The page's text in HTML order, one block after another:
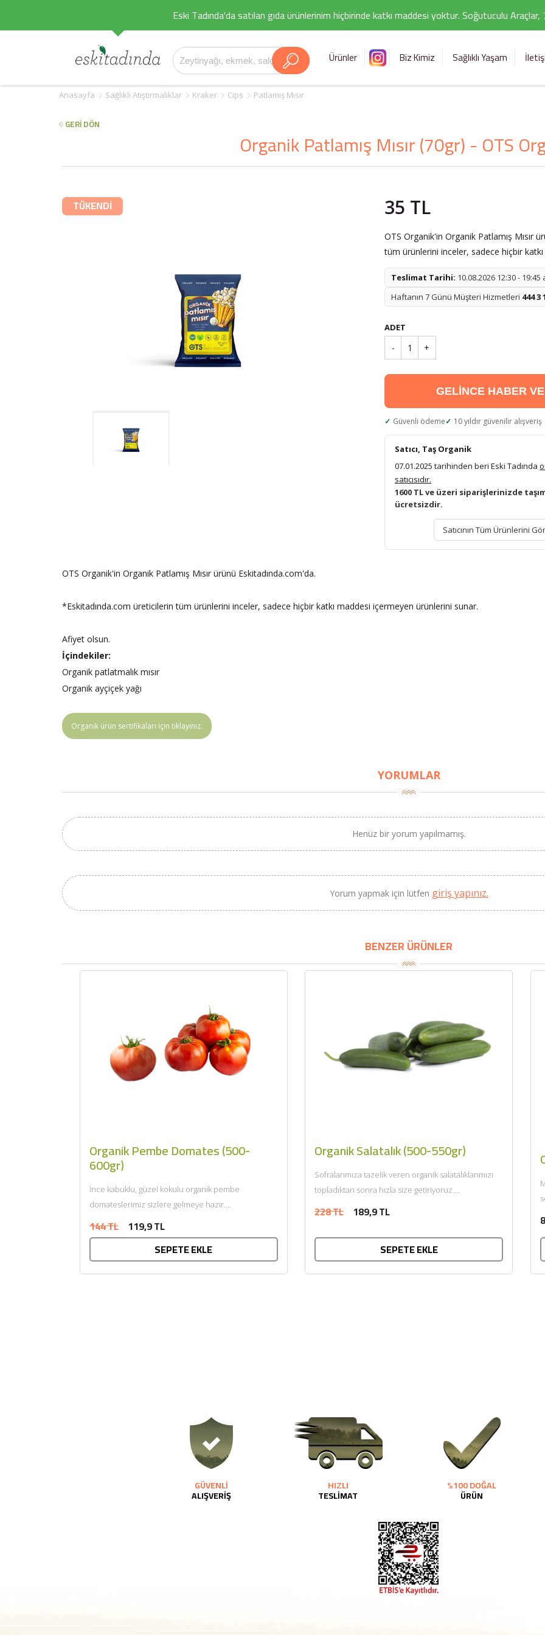
Eski Tadında'da satılan gıda ürünlerinim hiçbirinde katkı maddesi yoktur. Soğutuculu
Ürünler Biz Kimiz Sağlıklı Yaşam
Anasayfa Sağlıklı Atıştırmalıklar Kraker Cips Patlamış Mısır
GERİ DÖN
Organik Patlamış Mısır (70gr) - OTS
TÜKENDİ 35 TL
OTS Organik'in Organik Patlamış Mısır
tüm ürünlerini inceler, sadece hiçbir
Teslimat Tarihi: 10.08.2026 12:30 - 19:45
Haftanın 7 Günü Müşteri Hizmetleri 444 3
ADET
- 1 +
GELİNCE HABER
Güvenli ödeme 10 yıldır güvenilir alışveriş
Satıcı, Taş Organik
07.01.2025 tarihinden beri Eski Tadında
satıcısıdır.
1600 TL ve üzeri siparişlerinizde
ücretsizdir.
Satıcının Tüm Ürünlerini Gör
OTS Organik'in Organik Patlamış Mısır ürünü Eskitadında.com'da.
*Eskitadında.com üreticilerin tüm ürünlerini inceler, sadece hiçbir katkı maddesi içermeyen ürünlerini sunar.
Afiyet olsun.
İçindekiler:
Organik patlatmalık mısır
Organik ayçiçek yağı
Organik ürün sertifikaları için tıklayınız.
YORUMLAR
Henüz bir yorum yapılmamış.
Yorum yapmak için lütfen giriş yapınız.
BENZER ÜRÜNLER
Organik Pembe Domates (500-
600gr)
İnce kabuklu, güzel kokulu organik pembe
domateslerimiz sizlere gelmeye hazır....
144 TL 119,9 TL
SEPETE EKLE
Organik Salatalık (500-550gr)
Sofralarımıza tazelik veren organik salatalıklarımızı
topladıktan sonra hızla size getiriyoruz....
228 TL 189,9 TL
SEPETE EKLE
GÜVENLİ
ALIŞVERİŞ
HIZLI
TESLİMAT
%100 DOĞAL
ÜRÜN
BU HAFTANIN PLANLI İNDİRİMİ
2690,00 TL
Kaan Olgun Hasat
(5lt, Soğuk Sıkım) - Bilgem
Zeytincilik
SEPETE EKLE